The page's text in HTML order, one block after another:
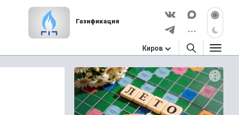
Газификация
Киров